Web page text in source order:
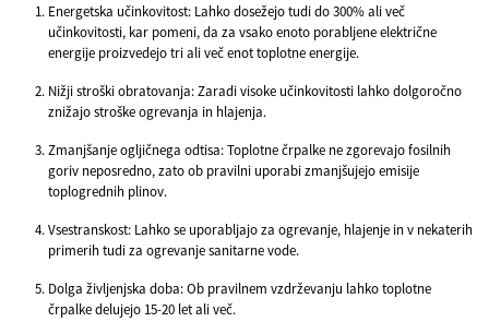
Energetska učinkovitost: Lahko dosežejo tudi do 300% ali več
učinkovitosti, kar pomeni, da za vsako enoto porabljene električne
energije proizvedejo tri ali več enot toplotne energije.
Nižji stroški obratovanja: Zaradi visoke učinkovitosti lahko dolgoročno
znižajo stroške ogrevanja in hlajenja.
Zmanjšanje ogljičnega odtisa: Toplotne črpalke ne zgorevajo fosilnih
goriv neposredno, zato ob pravilni uporabi zmanjšujejo emisije
toplogrednih plinov.
Vsestranskost: Lahko se uporabljajo za ogrevanje, hlajenje in v nekaterih
primerih tudi za ogrevanje sanitarne vode.
Dolga življenjska doba: Ob pravilnem vzdrževanju lahko toplotne
črpalke delujejo 15-20 let ali več.